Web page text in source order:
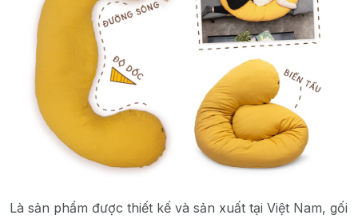
Là sản phẩm được thiết kế và sản xuất tại Việt Nam, gối